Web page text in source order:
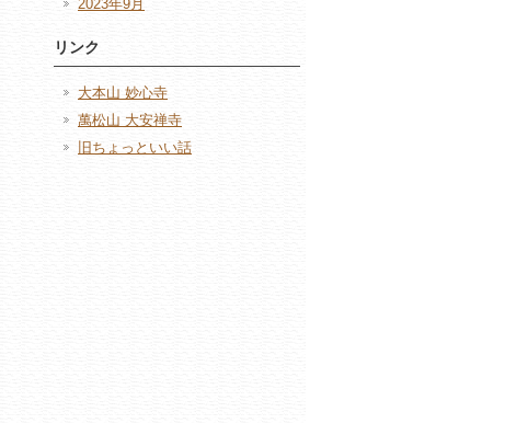
2023年9月
リンク
大本山 妙心寺
萬松山 大安禅寺
旧ちょっといい話